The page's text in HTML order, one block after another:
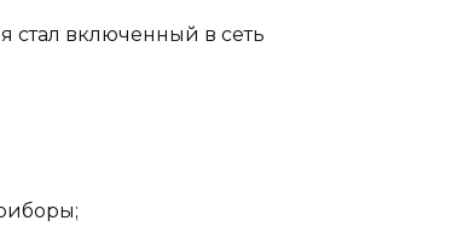
стал включенный в сеть